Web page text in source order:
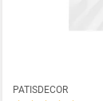
PATISDECOR